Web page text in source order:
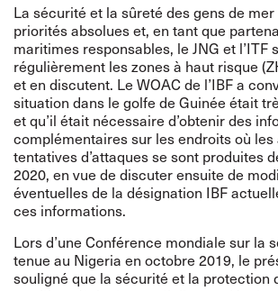
La sécurité et la sûreté des gens de
priorités absolues et, en tant que
maritimes responsables, le JNG et l’ITF
régulièrement les zones à haut risque
et en discutent. Le WOAC de l’IBF a
situation dans le golfe de Guinée était
et qu’il était nécessaire d’obtenir des
complémentaires sur les endroits où
tentatives d’attaques se sont produites
2020, en vue de discuter ensuite de
éventuelles de la désignation IBF
ces informations.
Lors d’une Conférence mondiale sur la
tenue au Nigeria en octobre 2019, le
souligné que la sécurité et la protection